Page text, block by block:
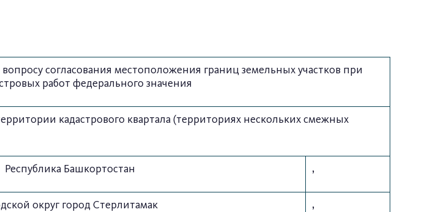
согласования местоположения границ земельных участков при
работ федерального значения
кадастрового квартала (территориях нескольких смежных
Республика Башкортостан ,
округ город Стерлитамак ,